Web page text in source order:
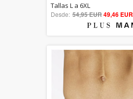
out of 5
Tallas L a 6XL
Desde: 54,95 EUR49,46 EUR